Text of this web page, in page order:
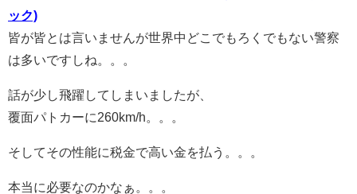
ック)
皆が皆とは言いませんが世界中どこでもろくでもない警察
は多いですしね。。。
話が少し飛躍してしまいましたが、
覆面パトカーに260km/h。。。
そしてその性能に税金で高い金を払う。。。
本当に必要なのかなぁ。。。